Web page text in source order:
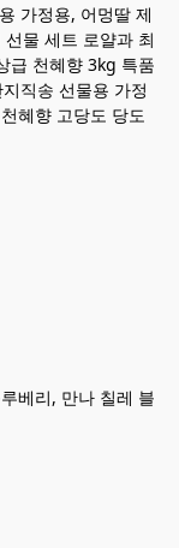
가정용, 어멍딸 제
물 세트 로얄과 최
급 천혜향 3kg 특품
직송 선물용 가정
혜향 고당도 당도
베리, 만나 칠레 블